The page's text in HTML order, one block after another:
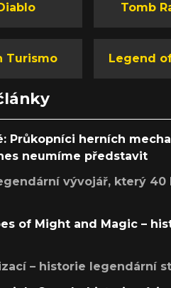
Tomb
Turismo Legend
Průkopníci herních
neumíme představit
vývojář, který 40
of Might and Magic –
– historie legendární